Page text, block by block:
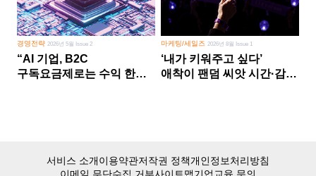
경영전략 2026년 5월 Issue 2
“AI 기업, B2C
구독요금제로는 수익 한계
마케팅/세일즈 2026년 8월 Issue 1
‘내가 키워주고 싶다’
애착이 팬덤 씨앗 시간·감정
서비스 소개이용약관저작권 정책개인정보처리방침